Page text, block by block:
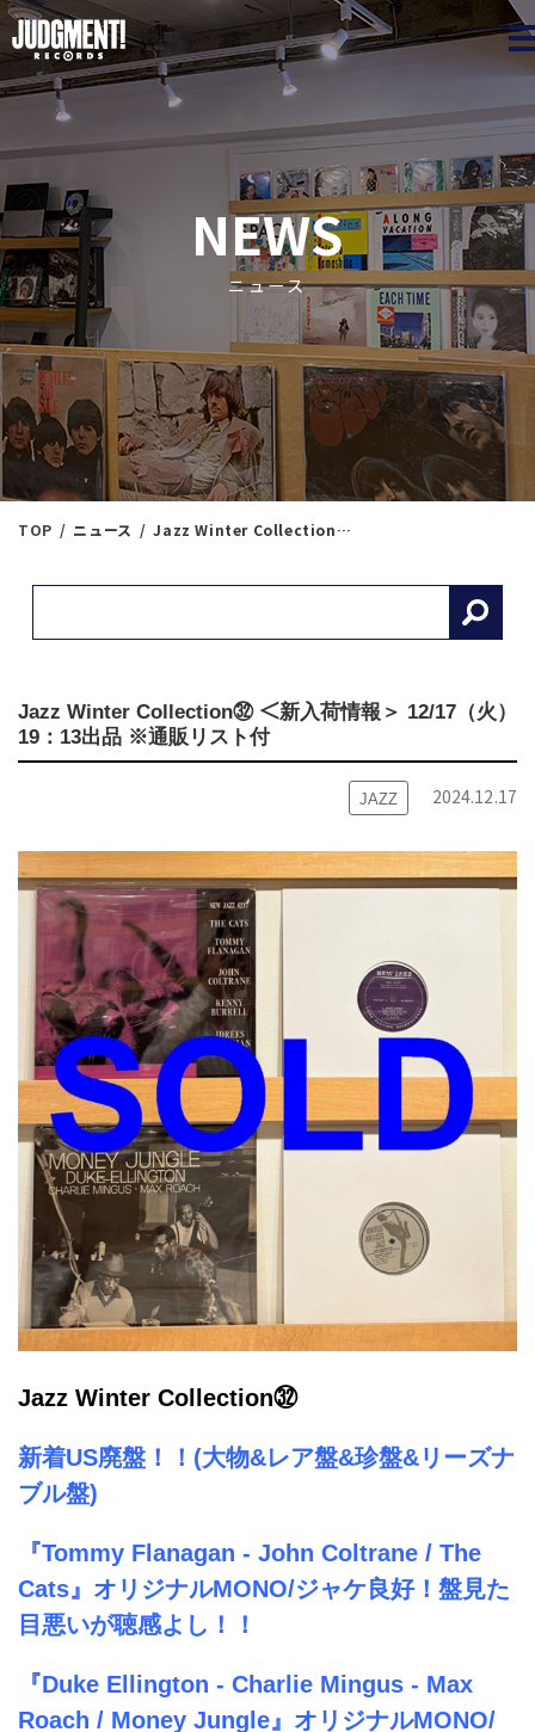
NEWS
ニュース
TOP ニュース Jazz Winter Collection㉜ ＜新入荷情報＞ 12/17（火）19：13出品 ※通販リスト付
Jazz Winter Collection㉜ ＜新入荷情報＞ 12/17（火）
19：13出品 ※通販リスト付
JAZZ 2024.12.17
Jazz Winter Collection㉜
新着US廃盤！！(大物&レア盤&珍盤&リーズナ
ブル盤)
『Tommy Flanagan - John Coltrane / The
Cats』オリジナルMONO/ジャケ良好！盤見た
目悪いが聴感よし！！
『Duke Ellington - Charlie Mingus - Max
Roach / Money Jungle』オリジナルMONO/